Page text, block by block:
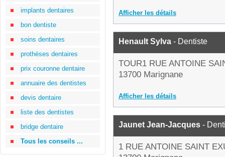
implants dentaires
bon dentiste
soins dentaires
prothèses dentaires
prix couronne dentaire
annuaire des dentistes
devis dentaire
liste des dentistes
bridge dentaire
Tous les conseils ...
Afficher les détails
Henault Sylva - Dentiste
TOUR1 RUE ANTOINE
13700 Marignane
Afficher les détails
Jaunet Jean-Jacques -
1 RUE ANTOINE SAINT